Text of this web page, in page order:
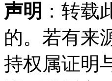
声明 ：转
的。若有来
持权属证明